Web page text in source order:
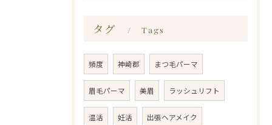
タグ Tags
頻度 神崎郡 まつ毛パーマ
眉毛パーマ 美眉 ラッシュリフト
温活 妊活 出張ヘアメイク